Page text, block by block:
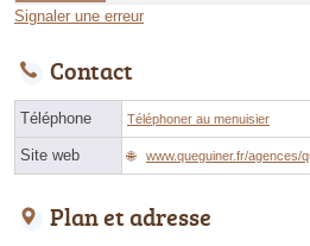
Signaler une erreur
Contact
Téléphone Téléphoner au menuisier
Site web www.queguiner.fr/agences/
Plan et adresse